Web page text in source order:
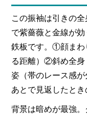
この振袖は引きの
で紫薔薇と金線が
鉄板です。①顔まわ
る距離）②斜め全
姿（帯のレース感が
あとで見返したとき
背景は暗めが最強